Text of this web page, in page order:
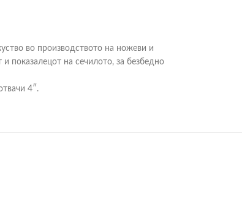
во производството на ножеви и
показалецот на сечилото, за безбедно
4″.